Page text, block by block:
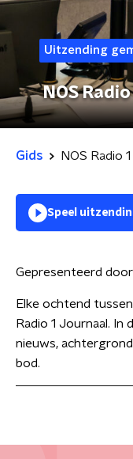
Uitzending
NOS
Gids NOS Radio
Speel
Gepresenteerd
Elke ochtend
Radio 1 Journaal.
nieuws,
bod.